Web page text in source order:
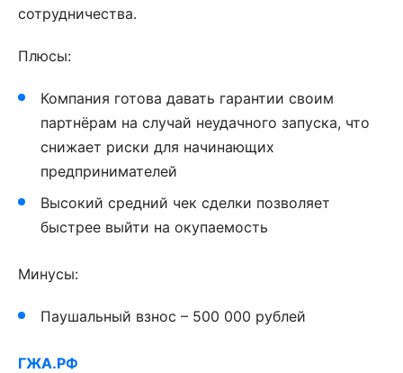
сотрудничества.
Плюсы:
Компания готова давать гарантии своим
партнёрам на случай неудачного запуска, что
снижает риски для начинающих
предпринимателей
Высокий средний чек сделки позволяет
быстрее выйти на окупаемость
Минусы:
Паушальный взнос – 500 000 рублей
ГЖА.РФ